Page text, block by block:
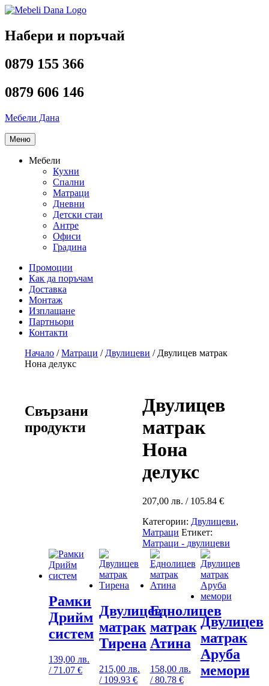
Напред
съдържанието
Набери и поръчай
0879 155 366
0879 606 146
Мебели Дана
Меню
Мебели
Кухни
Спални
Матраци
Дневни
Детски стаи
Антре
Офиси
Градина
Промоции
Как да поръчам
Доставка
Монтаж
Изплащане
Партньори
Контакти
Начало /Матраци / Двулицеви / Двулицев матрак
Нона делукс
Двулицев
матрак
Нона
делукс
207,00лв. / 105.84 €
Категории:Двулицеви,
Матраци Етикет:
Матраци - двулицеви
Свързани
продукти
Рамки
Дрийм
систем
139,00лв.
/ 71.07 €
Двулицев
матрак
Тирена
215,00лв.
/ 109.93 €
Еднолицев
матрак
Атина
158,00 лв.
/ 80.78 €
Двулицев
матрак
Аруба
мемори